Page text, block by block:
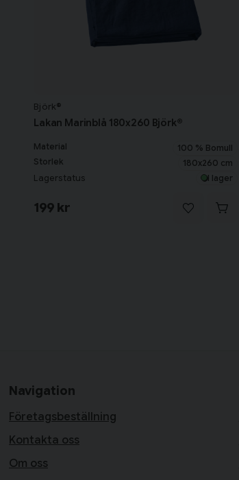
Björk®
Lakan Marinblå 180x260 Björk®
Material
100 % Bomull
Storlek
180x260 cm
Lagerstatus I lager
199 kr
Navigation
Företagsbeställning
Kontakta oss
Om oss